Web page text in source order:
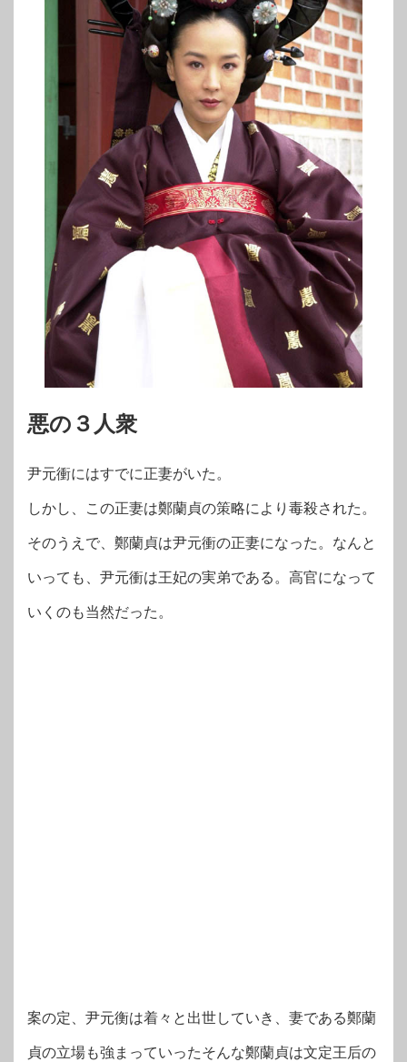
悪の３人衆
尹元衝にはすでに正妻がいた。
しかし、この正妻は鄭蘭貞の策略により毒殺された。
そのうえで、鄭蘭貞は尹元衝の正妻になった。なんと
いっても、尹元衝は王妃の実弟である。高官になって
いくのも当然だった。
案の定、尹元衡は着々と出世していき、妻である鄭蘭
貞の立場も強まっていったそんな鄭蘭貞は文定王后の